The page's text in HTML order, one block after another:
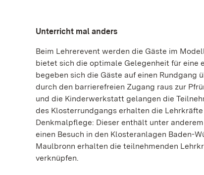
Unterricht mal anders
Beim Lehrerevent werden die Gäste im
bietet sich die optimale Gelegenheit für eine
begeben sich die Gäste auf einen Rundgang
durch den barrierefreien Zugang raus zur
und die Kinderwerkstatt gelangen die
des Klosterrundgangs erhalten die
Denkmalpflege: Dieser enthält unter
einen Besuch in den Klosteranlagen Baden-
Maulbronn erhalten die teilnehmenden
verknüpfen.